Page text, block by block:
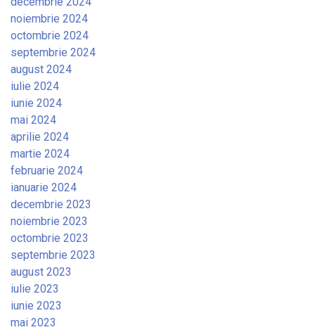
noiembrie 2024
octombrie 2024
septembrie 2024
august 2024
iulie 2024
iunie 2024
mai 2024
aprilie 2024
martie 2024
februarie 2024
ianuarie 2024
decembrie 2023
noiembrie 2023
octombrie 2023
septembrie 2023
august 2023
iulie 2023
iunie 2023
mai 2023